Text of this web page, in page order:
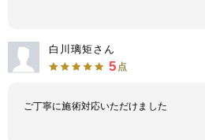
白川璃矩さん
5 点
ご丁寧に施術対応いただけました